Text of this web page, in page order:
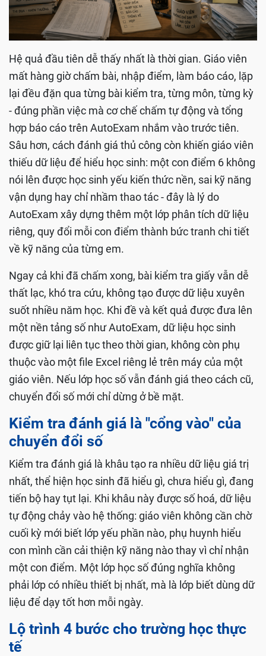
Hệ quả đầu tiên dễ thấy nhất là thời gian. Giáo viên
mất hàng giờ chấm bài, nhập điểm, làm báo cáo, lặp
lại đều đặn qua từng bài kiểm tra, từng môn, từng kỳ
- đúng phần việc mà cơ chế chấm tự động và tổng
hợp báo cáo trên AutoExam nhắm vào trước tiên.
Sâu hơn, cách đánh giá thủ công còn khiến giáo viên
thiếu dữ liệu để hiểu học sinh: một con điểm 6 không
nói lên được học sinh yếu kiến thức nền, sai kỹ năng
vận dụng hay chỉ nhầm thao tác - đây là lý do
AutoExam xây dựng thêm một lớp phân tích dữ liệu
riêng, quy đổi mỗi con điểm thành bức tranh chi tiết
về kỹ năng của từng em.
Ngay cả khi đã chấm xong, bài kiểm tra giấy vẫn dễ
thất lạc, khó tra cứu, không tạo được dữ liệu xuyên
suốt nhiều năm học. Khi đề và kết quả được đưa lên
một nền tảng số như AutoExam, dữ liệu học sinh
được giữ lại liên tục theo thời gian, không còn phụ
thuộc vào một file Excel riêng lẻ trên máy của một
giáo viên. Nếu lớp học số vẫn đánh giá theo cách cũ,
chuyển đổi số mới chỉ dừng ở bề mặt.
Kiểm tra đánh giá là "cổng vào" của
chuyển đổi số
Kiểm tra đánh giá là khâu tạo ra nhiều dữ liệu giá trị
nhất, thể hiện học sinh đã hiểu gì, chưa hiểu gì, đang
tiến bộ hay tụt lại. Khi khâu này được số hoá, dữ liệu
tự động chảy vào hệ thống: giáo viên không cần chờ
cuối kỳ mới biết lớp yếu phần nào, phụ huynh hiểu
con mình cần cải thiện kỹ năng nào thay vì chỉ nhận
một con điểm. Một lớp học số đúng nghĩa không
phải lớp có nhiều thiết bị nhất, mà là lớp biết dùng dữ
liệu để dạy tốt hơn mỗi ngày.
Lộ trình 4 bước cho trường học thực
tế